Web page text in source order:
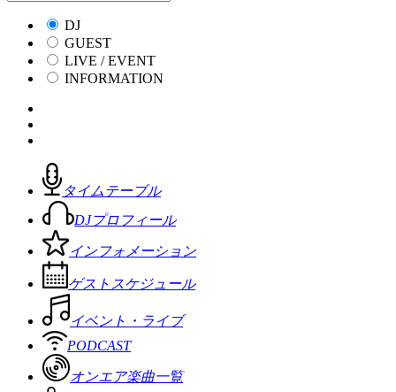
DJ
GUEST
LIVE / EVENT
INFORMATION
タイムテーブル
DJプロフィール
インフォメーション
ゲストスケジュール
イベント・ライブ
PODCAST
オンエア楽曲一覧